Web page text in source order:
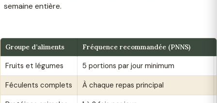
semaine entière.
Groupe d’aliments Fréquence recommandée (PNNS)
Fruits et légumes
5 portions par jour minimum
Féculents complets
À chaque repas principal